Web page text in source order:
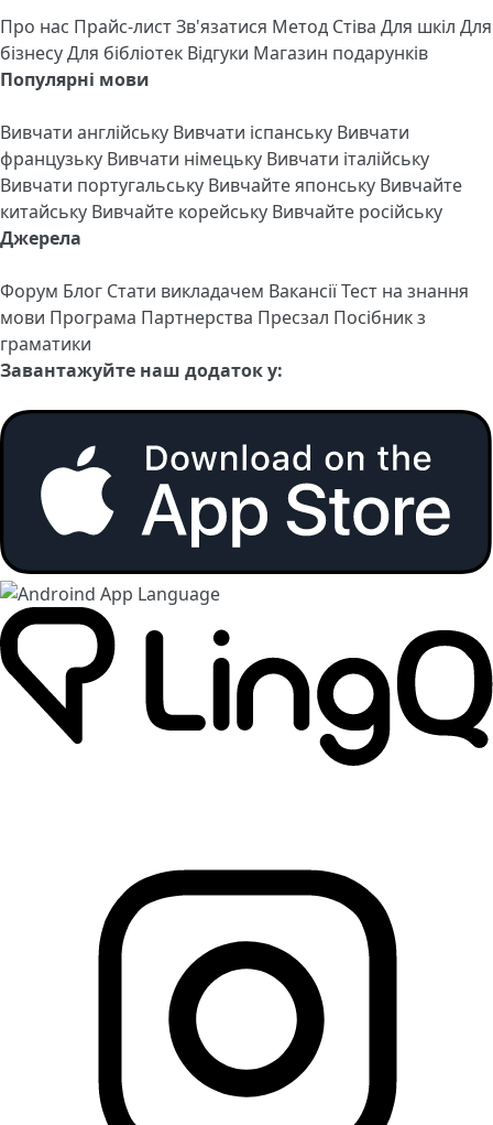
Про нас Прайс-листЗв'язатися Метод Стіва Для шкіл Для
бізнесуДля бібліотек Відгуки Магазин подарунків
Популярні мови
Вивчати англійську Вивчати іспанську Вивчати
французьку Вивчати німецьку Вивчати італійську
Вивчати португальську Вивчайте японську Вивчайте
китайську Вивчайте корейську Вивчайте російську
Джерела
Форум Блог Стати викладачем ВакансіїТест на знання
мови Програма Партнерства Пресзал Посібник з
граматики
Завантажуйте наш додаток у: